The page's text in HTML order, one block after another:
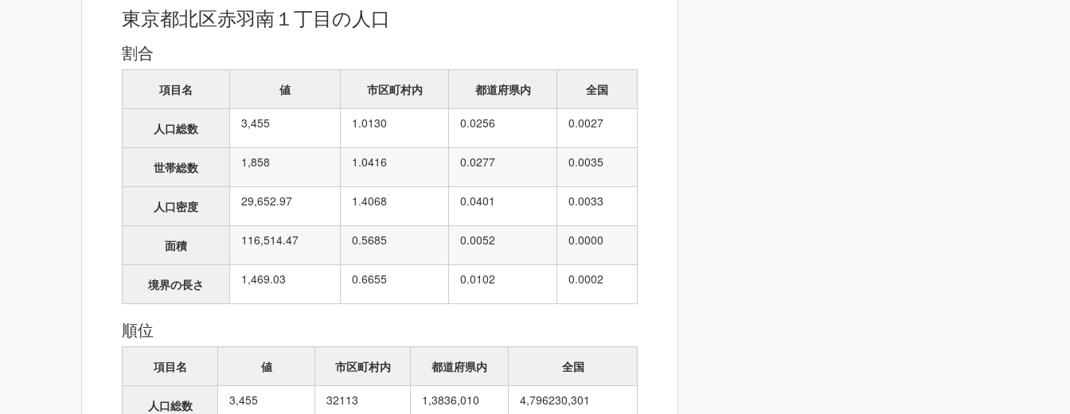
東京都北区赤羽南１丁目の人口
割合
項目名 値 市区町村内 都道府県内 全国
人口総数 3,455 1.0130 0.0256 0.0027
世帯総数 1,858 1.0416 0.0277 0.0035
人口密度 29,652.97 1.4068 0.0401 0.0033
面積 116,514.47 0.5685 0.0052 0.0000
境界の長さ 1,469.03 0.6655 0.0102 0.0002
順位
項目名 値 市区町村内 都道府県内 全国
人口総数 3,455 32113 1,3836,010 4,796230,301